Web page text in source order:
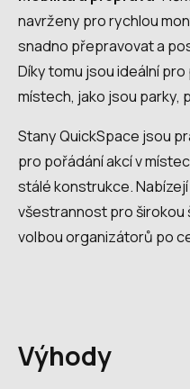
navrženy pro rychlou
snadno přepravovat a
Díky tomu jsou ideální
místech, jako jsou parky,
Stany QuickSpace jsou
pro pořádání akcí v
stálé konstrukce.
všestrannost pro širokou
volbou organizátorů po
Výhody